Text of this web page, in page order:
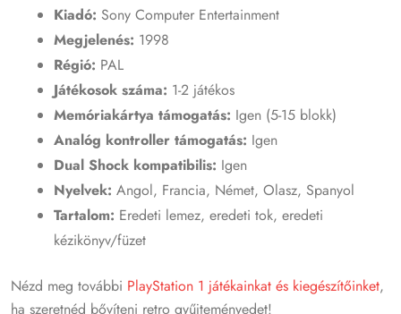
Kiadó: Sony Computer Entertainment
Megjelenés: 1998
Régió: PAL
Játékosok száma: 1-2 játékos
Memóriakártya támogatás: Igen (5-15 blokk)
Analóg kontroller támogatás: Igen
Dual Shock kompatibilis: Igen
Nyelvek: Angol, Francia, Német, Olasz, Spanyol
Tartalom: Eredeti lemez, eredeti tok, eredeti
kézikönyv/füzet
Nézd meg további PlayStation 1 játékainkat és kiegészítőinket,
ha szeretnéd bővíteni retro gyűjteményedet!